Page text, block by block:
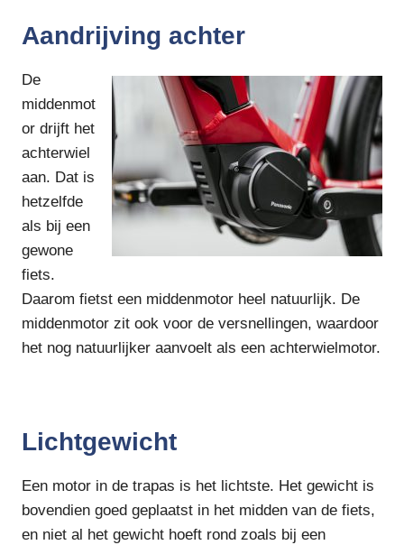
Aandrijving achter
De
middenmot
or drijft het
achterwiel
aan. Dat is
hetzelfde
als bij een
gewone
fiets.
Daarom fietst een middenmotor heel natuurlijk. De
middenmotor zit ook voor de versnellingen, waardoor
het nog natuurlijker aanvoelt als een achterwielmotor.
Lichtgewicht
Een motor in de trapas is het lichtste. Het gewicht is
bovendien goed geplaatst in het midden van de fiets,
en niet al het gewicht hoeft rond zoals bij een